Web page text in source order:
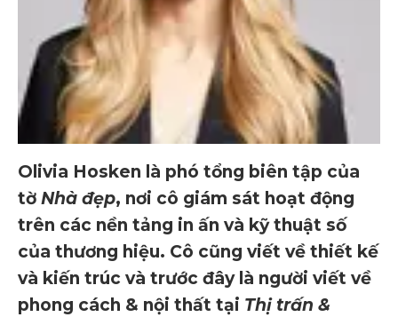
Olivia Hosken là phó tổng biên tập của
tờ Nhà đẹp, nơi cô giám sát hoạt động
trên các nền tảng in ấn và kỹ thuật số
của thương hiệu. Cô cũng viết về thiết kế
và kiến ​​trúc và trước đây là người viết về
phong cách & nội thất tại Thị trấn &